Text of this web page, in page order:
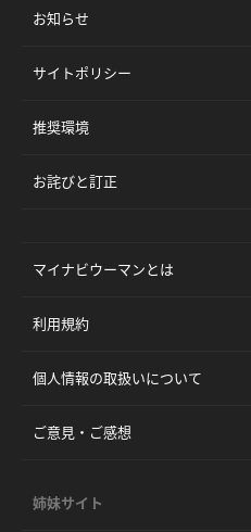
お知らせ
サイトポリシー
推奨環境
お詫びと訂正
マイナビウーマンとは
利用規約
個人情報の取扱いについて
ご意見・ご感想
姉妹サイト